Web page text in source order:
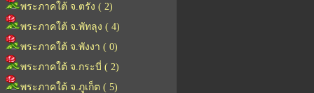
พระภาคใต้ จ.ตรัง ( 2)
พระภาคใต้ จ.พัทลุง ( 4)
พระภาคใต้ จ.พังงา ( 0)
พระภาคใต้ จ.กระบี่ ( 2)
พระภาคใต้ จ.ภูเก็ต ( 5)